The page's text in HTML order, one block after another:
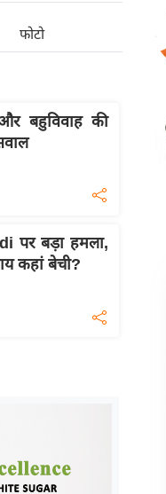
फोटो
और बहुविवाह की
पर बड़ा हमला,
कहां बेची?